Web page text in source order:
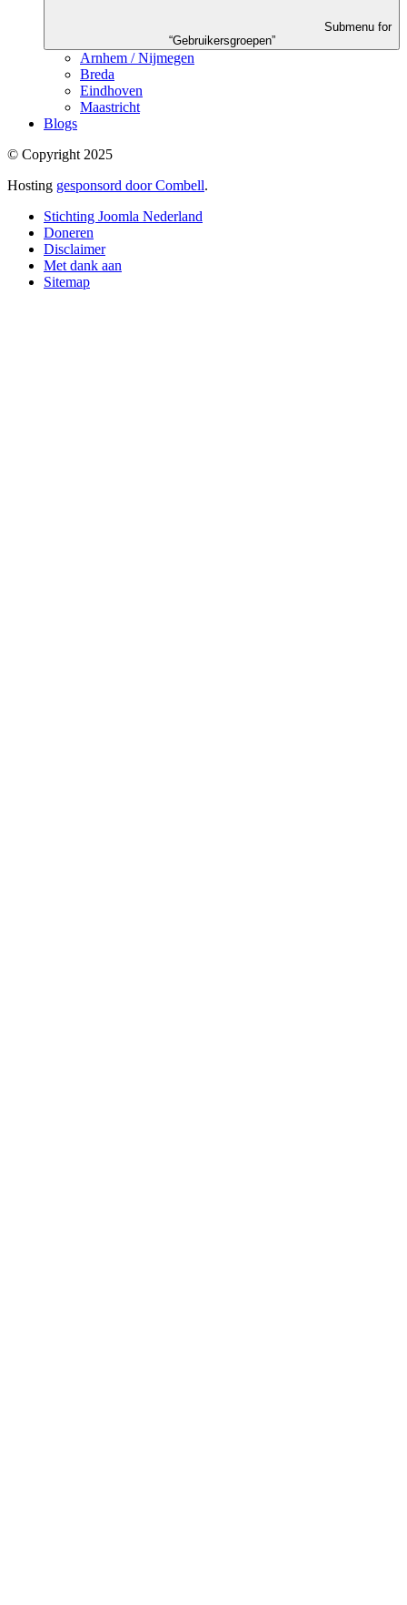
Submenu for
“Gebruikersgroepen”
Arnhem / Nijmegen
Breda
Eindhoven
Maastricht
Blogs
© Copyright 2025
Hosting gesponsord door Combell.
Stichting Joomla Nederland
Doneren
Disclaimer
Met dank aan
Sitemap